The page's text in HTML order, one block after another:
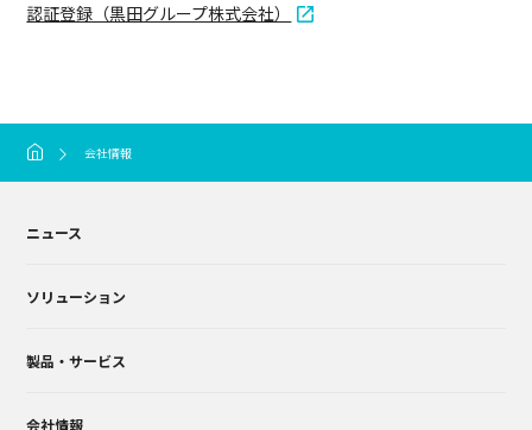
認証登録（黒田グループ株式会社）
会社情報
ニュース
ソリューション
製品・サービス
会社情報